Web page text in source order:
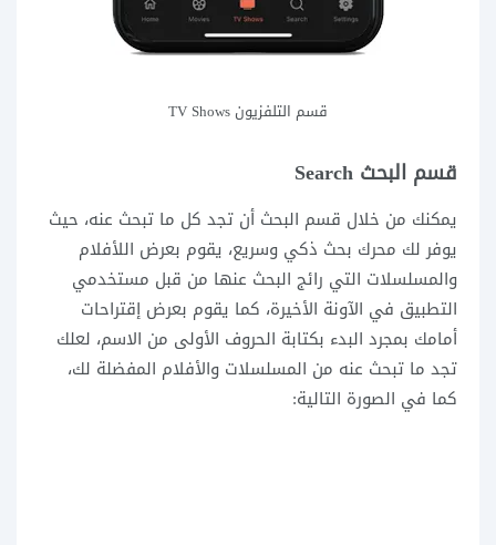
قسم التلفزيون TV Shows
قسم البحث Search
يمكنك من خلال قسم البحث أن تجد كل ما تبحث عنه، حيث
يوفر لك محرك بحث ذكي وسريع، يقوم بعرض اللأفلام
والمسلسلات التي رائج البحث عنها من قبل مستخدمي
التطبيق في الآونة الأخيرة، كما يقوم بعرض إقتراحات
أمامك بمجرد البدء بكتابة الحروف الأولى من الاسم، لعلك
تجد ما تبحث عنه من المسلسلات والأفلام المفضلة لك،
كما في الصورة التالية: